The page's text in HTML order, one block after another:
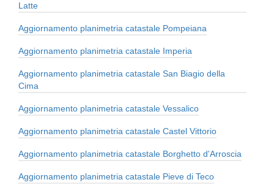
Latte
Aggiornamento planimetria catastale Pompeiana
Aggiornamento planimetria catastale Imperia
Aggiornamento planimetria catastale San Biagio della
Cima
Aggiornamento planimetria catastale Vessalico
Aggiornamento planimetria catastale Castel Vittorio
Aggiornamento planimetria catastale Borghetto d'Arroscia
Aggiornamento planimetria catastale Pieve di Teco